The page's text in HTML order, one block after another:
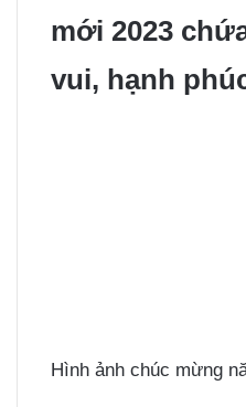
mới 2023
vui, hạnh
Hình ảnh chúc mừng